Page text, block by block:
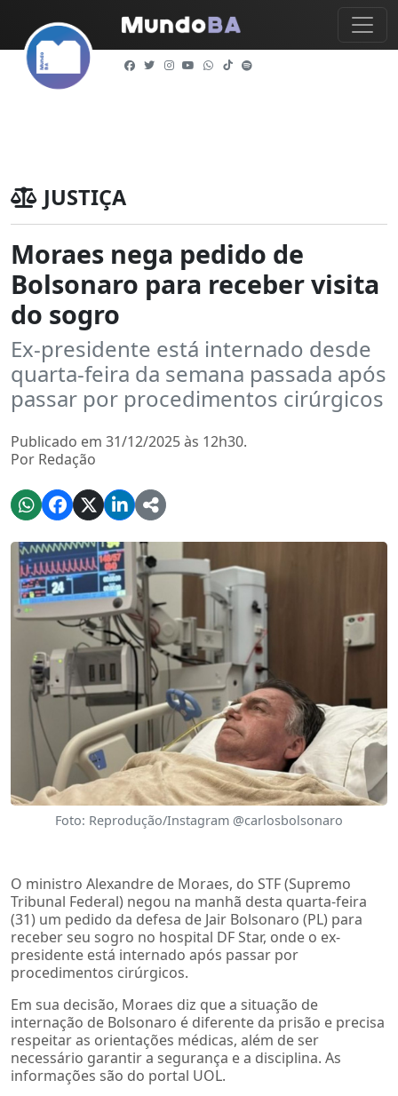
JUSTIÇA
Moraes nega pedido de
Bolsonaro para receber visita
do sogro
Ex-presidente está internado desde
quarta-feira da semana passada após
passar por procedimentos cirúrgicos
Publicado em 31/12/2025 às 12h30.
Por Redação
Foto: Reprodução/Instagram @carlosbolsonaro
O ministro Alexandre de Moraes, do STF (Supremo
Tribunal Federal) negou na manhã desta quarta-feira
(31) um pedido da defesa de Jair Bolsonaro (PL) para
receber seu sogro no hospital DF Star, onde o ex-
presidente está internado após passar por
procedimentos cirúrgicos.
Em sua decisão, Moraes diz que a situação de
internação de Bolsonaro é diferente da prisão e precisa
respeitar as orientações médicas, além de ser
necessário garantir a segurança e a disciplina. As
informações são do portal UOL.